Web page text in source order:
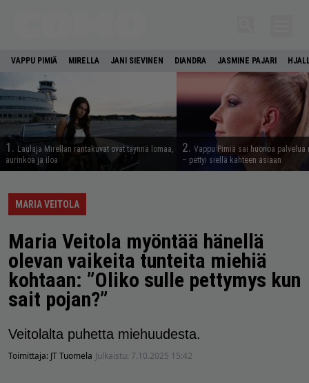
VAPPU PIMIÄ MIRELLA JANI SIEVINEN DIANDRA JASMINE PAJARI
1. Laulaja Mirellan rantakuvat ovat täynnä lomaa,
aurinkoa ja iloa
2. Vappu Pimiä sai huonoa palvelua
– pettyi siellä kahteen asiaan
MARIA VEITOLA
Maria Veitola myöntää hänellä
olevan vaikeita tunteita miehiä
kohtaan: ”Oliko sulle pettymys kun
sait pojan?”
Veitolalta puhetta miehuudesta.
Toimittaja: JT Tuomela Julkaistu: 7.10.2025 15:42